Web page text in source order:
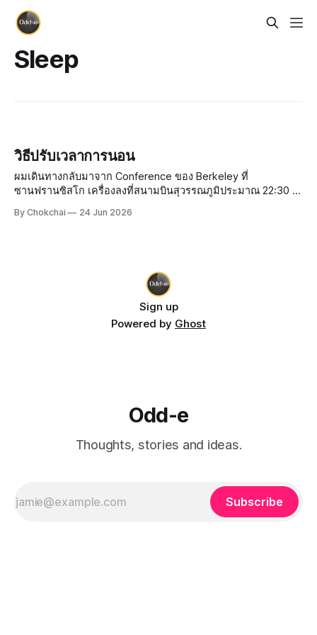
Sleep
วิธีปรับเวลาการนอน
ผมเดินทางกลับมาจาก Conference ของ Berkeley ที่
ซานฟรานซิสโก เครื่องลงที่สนามบินสุวรรณภูมิประมาณ 22:30 น.
เพราะลองซื้อหมอนรองคอจาก Duty Free ที่ซานฟรานซิสโกมา
By Chokchai 24 Jun 2026
Sign up
Powered by Ghost
Odd-e
Thoughts, stories and ideas.
Subscribe